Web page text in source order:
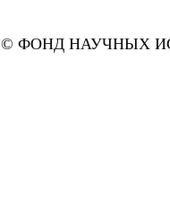
© ФОНД НАУЧНЫХ